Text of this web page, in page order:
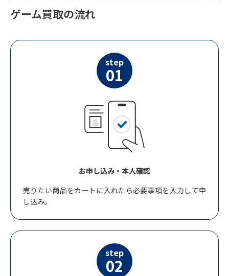
ゲーム買取の流れ
step
01
お申し込み・本人確認
売りたい商品をカートに入れたら必要事項を入力して申
し込み。
step
02